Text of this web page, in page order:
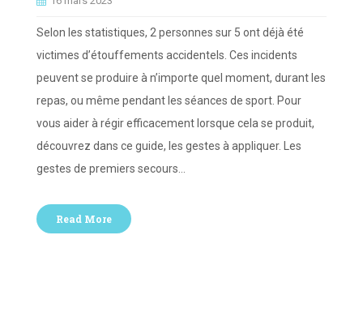
Selon les statistiques, 2 personnes sur 5 ont déjà été
victimes d’étouffements accidentels. Ces incidents
peuvent se produire à n’importe quel moment, durant les
repas, ou même pendant les séances de sport. Pour
vous aider à régir efficacement lorsque cela se produit,
découvrez dans ce guide, les gestes à appliquer. Les
gestes de premiers secours…
Read More